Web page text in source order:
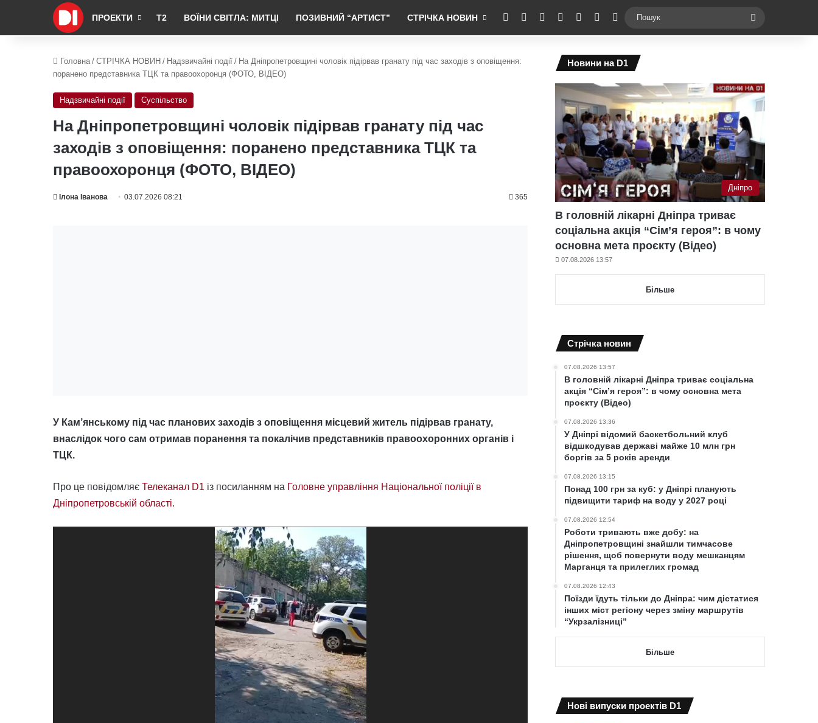
ПРОЕКТИ Т2 ВОЇНИ СВІТЛА: МИТЦІ ПОЗИВНИЙ “АРТИСТ” СТРІЧКА НОВИН RSS Facebook YouTubeInstagramTelegramSwitch skin
Головна / СТРІЧКА НОВИН / Надзвичайні події / На Дніпропетровщині чоловік підірвав гранату під час заходів з оповіщення:
поранено представника ТЦК та правоохоронця (ФОТО, ВІДЕО)
Надзвичайні події Суспільство
На Дніпропетровщині чоловік підірвав гранату під час
заходів з оповіщення: поранено представника ТЦК та
правоохоронця (ФОТО, ВІДЕО)
Ілона Іванова 03.07.2026 08:21 365
У Кам’янському під час планових заходів з оповіщення місцевий житель підірвав гранату,
внаслідок чого сам отримав поранення та покалічив представників правоохоронних органів і
ТЦК.
Про це повідомляє Телеканал D1 із посиланням на Головне управління Національної поліції в
Дніпропетровській області.
Новини на D1
Дніпро
В головній лікарні Дніпра триває
соціальна акція “Сім’я героя”: в чому
основна мета проєкту (Відео)
07.08.2026 13:57
Більше
Cтрічка новин
07.08.2026 13:57
В головній лікарні Дніпра триває соціальна
акція “Сім’я героя”: в чому основна мета
проєкту (Відео)
07.08.2026 13:36
У Дніпрі відомий баскетбольний клуб
відшкодував державі майже 10 млн грн
боргів за 5 років аренди
07.08.2026 13:15
Понад 100 грн за куб: у Дніпрі планують
підвищити тариф на воду у 2027 році
07.08.2026 12:54
Роботи тривають вже добу: на
Дніпропетровщині знайшли тимчасове
рішення, щоб повернути воду мешканцям
Марганця та прилеглих громад
07.08.2026 12:43
Поїзди їдуть тільки до Дніпра: чим дістатися
інших міст регіону через зміну маршрутів
“Укрзалізниці”
Більше
Нові випуски проектів D1